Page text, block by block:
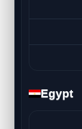
Egypt